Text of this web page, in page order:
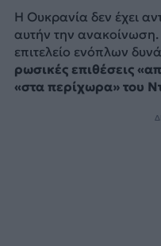
Η Ουκρανία δεν έχει
αυτήν την ανακοίνωση.
επιτελείο ενόπλων
ρωσικές επιθέσεις
«στα περίχωρα» του